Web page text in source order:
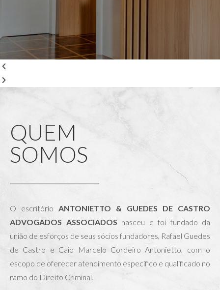
QUEM
SOMOS
O escritório ANTONIETTO & GUEDES DE CASTRO
ADVOGADOS ASSOCIADOS nasceu e foi fundado da
união de esforços de seus sócios fundadores, Rafael Guedes
de Castro e Caio Marcelo Cordeiro Antonietto, com o
escopo de oferecer atendimento específico e qualificado no
ramo do Direito Criminal.